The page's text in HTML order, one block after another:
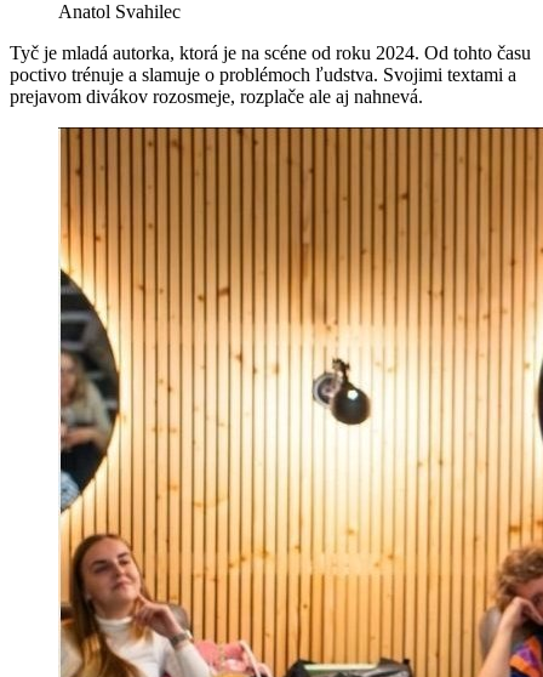
Anatol Svahilec
Tyč je mladá autorka, ktorá je na scéne od roku 2024. Od tohto času
poctivo trénuje a slamuje o problémoch ľudstva. Svojimi textami a
prejavom divákov rozosmeje, rozplače ale aj nahnevá.